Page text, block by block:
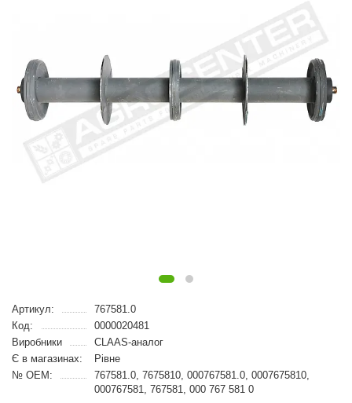
Артикул:
767581.0
Код:
0000020481
Виробники
CLAAS-аналог
Є в магазинах:
Рівне
№ OEM:
767581.0, 7675810, 000767581.0, 0007675810,
000767581, 767581, 000 767 581 0